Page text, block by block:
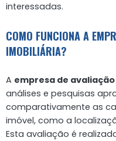
interessadas.
COMO FUNCIONA A
IMOBILIÁRIA?
A empresa de
análises e pesquisas
comparativamente as
imóvel, como a
Esta avaliação é